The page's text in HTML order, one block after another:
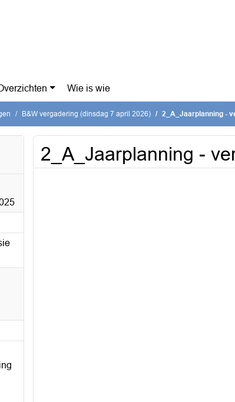
Wie is wie
B&W vergadering (dinsdag 7 april 2026) 2_A_Jaarplanning -
2_A_Jaarplanning -